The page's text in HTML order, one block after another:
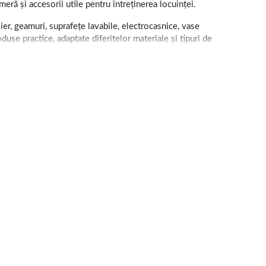
și accesorii utile pentru întreținerea locuinței.
geamuri, suprafețe lavabile, electrocasnice, vase
practice, adaptate diferitelor materiale și tipuri de
Categoria include și detergenți pentru vase,
nu trebuie amestecate între ele, iar produsele